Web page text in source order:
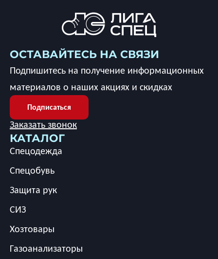
КАТАЛОГ
Спецодежда
Спецобувь
Защита рук
СИЗ
Хозтовары
Газоанализаторы
ОСТАВАЙТЕСЬ НА СВЯЗИ
Подпишитесь на получение информационных
материалов о наших акциях и скидках
Подписаться
Заказать звонок